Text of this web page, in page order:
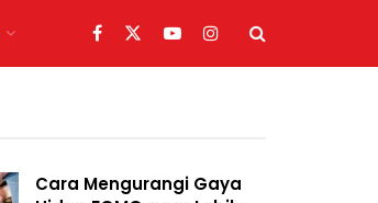
Cara Mengurangi Gaya